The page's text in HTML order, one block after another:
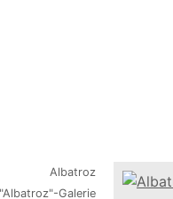
Galerie